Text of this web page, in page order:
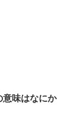
味はなにか